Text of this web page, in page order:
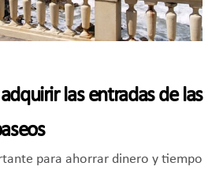
las entradas de las
para ahorrar dinero y tiempo